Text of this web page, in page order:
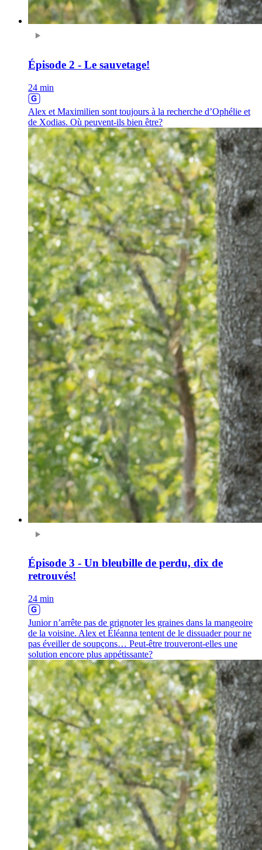
Épisode 2 - Le sauvetage!
24 min
Alex et Maximilien sont toujours à la recherche d’Ophélie et
de Xodias. Où peuvent-ils bien être?
Épisode 3 - Un bleubille de perdu, dix de
retrouvés!
24 min
Junior n’arrête pas de grignoter les graines dans la mangeoire
de la voisine. Alex et Éléanna tentent de le dissuader pour ne
pas éveiller de soupçons… Peut-être trouveront-elles une
solution encore plus appétissante?